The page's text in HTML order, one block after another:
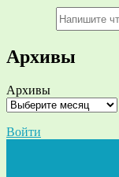
Архивы
Архивы
Войти